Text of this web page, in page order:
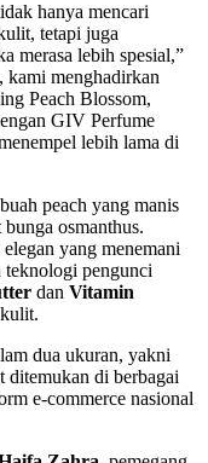
hanya mencari
tetapi juga
merasa lebih spesial,”
kami menghadirkan
Peach Blossom,
GIV Perfume
lebih lama di
peach yang manis
osmanthus.
yang menemani
teknologi pengunci
dan Vitamin
dua ukuran, yakni
ditemukan di berbagai
e-commerce nasional